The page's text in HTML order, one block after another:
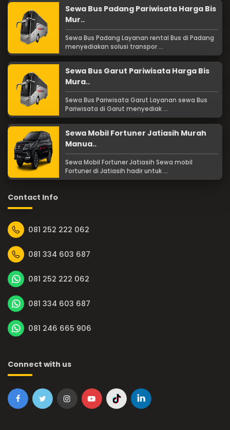
Sewa Bus Padang Pariwisata Harga Bis
Mur..
Sewa Bus Padang Layanan rental Bus di Padang
menyediakan solusi transpor ...
Sewa Bus Garut Pariwisata Harga Bis
Mura..
Sewa Bus Pariwisata Garut Layanan sewa Bus
Pariwisata di Garut menyediak ...
Sewa Mobil Fortuner Jatiasih Murah
Manua..
Sewa Mobil Fortuner Jatiasih Sewa mobil
Fortuner di Jatiasih hadir untuk ...
Contact Info
081 252 222 062
081 334 603 687
081 252 222 062
081 334 603 687
081 246 665 906
Connect with us